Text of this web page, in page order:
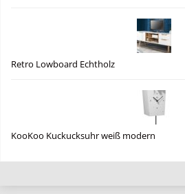
Retro Lowboard Echtholz
KooKoo Kuckucksuhr weiß modern